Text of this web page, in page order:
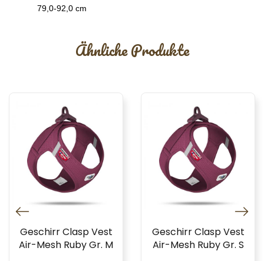
79,0-92,0 cm
Ähnliche Produkte
Geschirr Clasp Vest
Air-Mesh Ruby Gr. M
Geschirr Clasp Vest
Air-Mesh Ruby Gr. S